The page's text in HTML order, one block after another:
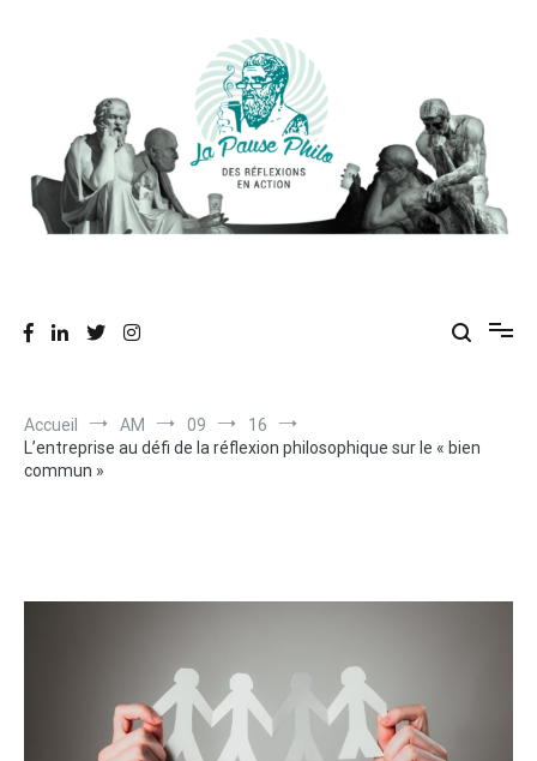
Accueil AM 09
16
L’entreprise au défi de la réflexion philosophique sur le « bien
commun »